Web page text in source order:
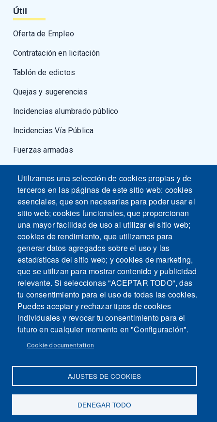
Útil
Oferta de Empleo
Contratación en licitación
Tablón de edictos
Quejas y sugerencias
Incidencias alumbrado público
Incidencias Vía Pública
Fuerzas armadas
Intranet
Utilizamos una selección de cookies propias y de
terceros en las páginas de este sitio web: cookies
esenciales, que son necesarias para poder usar el
sitio web; cookies funcionales, que proporcionan
una mayor facilidad de uso al utilizar el sitio web;
cookies de rendimiento, que utilizamos para
generar datos agregados sobre el uso y las
estadísticas del sitio web; y cookies de marketing,
que se utilizan para mostrar contenido y publicidad
relevante. Si seleccionas "ACEPTAR TODO", das
tu consentimiento para el uso de todas las cookies.
Puedes aceptar y rechazar tipos de cookies
individuales y revocar tu consentimiento para el
futuro en cualquier momento en "Configuración".
Cookie documentation
AJUSTES DE COOKIES
DENEGAR TODO